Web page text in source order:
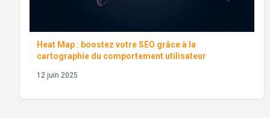
Heat Map : boostez votre SEO grâce à la
cartographie du comportement utilisateur
12 juin 2025